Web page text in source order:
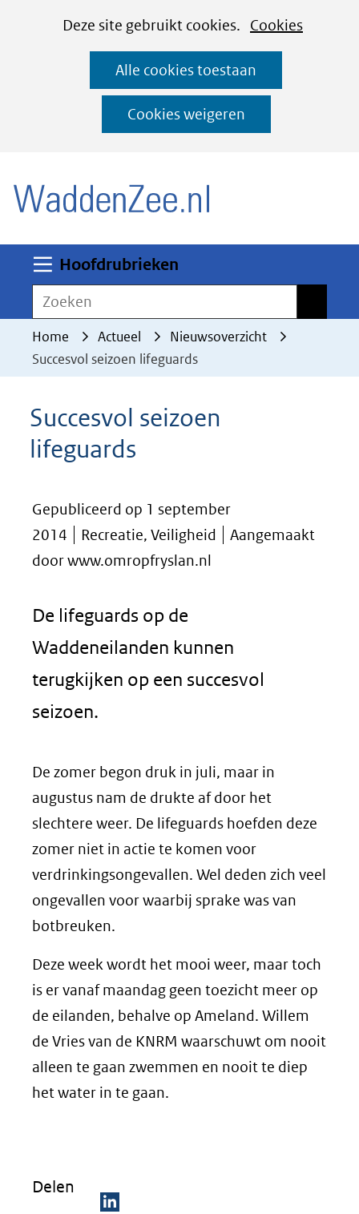
CookiesDeze site gebruikt cookies. Cookies
deze
worden
toegestaan
geweigerd.
Alle cookies toestaan
Cookies weigeren
Ga
naar
de
inhoud
Hoofdrubrieken
Zoeken
Home Actueel
Nieuwsoverzicht
Succesvol seizoen lifeguards
Succesvol seizoen
lifeguards
Gepubliceerd op 1 september
2014
Recreatie, Veiligheid
Aangemaakt
door www.omropfryslan.nl
De lifeguards op de
Waddeneilanden kunnen
terugkijken op een succesvol
seizoen.
De zomer begon druk in juli, maar in
augustus nam de drukte af door het
slechtere weer. De lifeguards hoefden deze
zomer niet in actie te komen voor
verdrinkingsongevallen. Wel deden zich veel
ongevallen voor waarbij sprake was van
botbreuken.
Deze week wordt het mooi weer, maar toch
is er vanaf maandag geen toezicht meer op
de eilanden, behalve op Ameland. Willem
de Vries van de KNRM waarschuwt om nooit
alleen te gaan zwemmen en nooit te diep
het water in te gaan.
Delen